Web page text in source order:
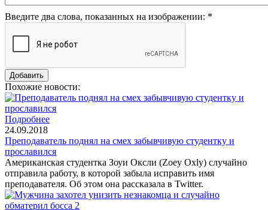
Введите два слова, показанных на изображении: *
Похожие новости:
Подробнее
24.09.2018
Преподаватель поднял на смех забывчивую студентку и
прославился
Американская студентка Зоуи Оксли (Zoey Oxly) случайно
отправила работу, в которой забыла исправить имя
преподавателя. Об этом она рассказала в Twitter.